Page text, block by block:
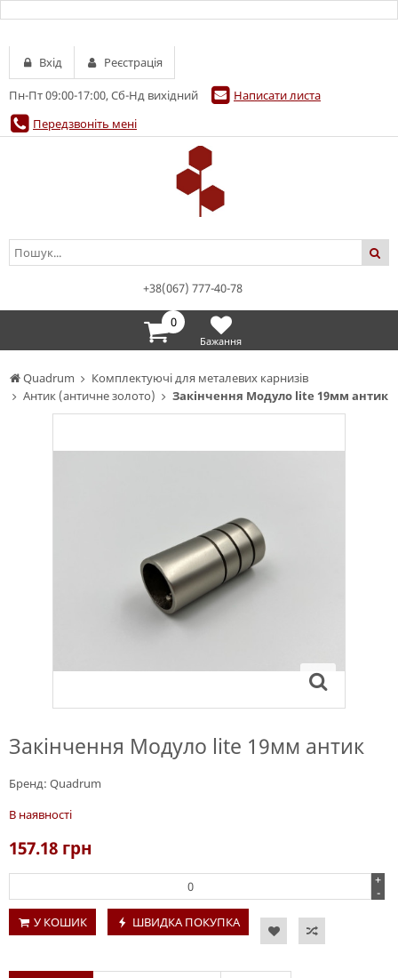
Quadrum
Комплектуючі для металевих карнизів
Антик (античне золото)
Закінчення Модуло lite 19мм антик
Закінчення Модуло lite 19мм антик
Бренд: Quadrum
В наявності
157.18 грн
+
-
У КОШИК
ШВИДКА ПОКУПКА
Пн-Пт 09:00-17:00, Сб-Нд вихідний
Написати листа
Передзвоніть мені
Вхід Реєстрація
+38(067) 777-40-78
0
Бажання